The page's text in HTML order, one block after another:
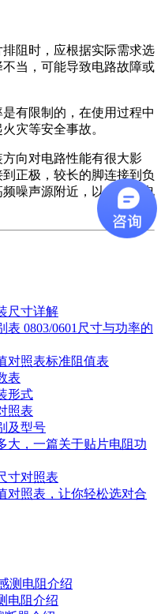
阻时，应根据实际需求选
当，可能导致电路故障或
有限制的，在使用过程中
灾等安全事故。
向对电路性能有很大影
正极，较长的脚连接到负
噪声源附近，以免影响电
尺寸详解
表 0803/0601尺寸与功率的
对照表标准阻值表
表
形式
照表
及型号
大，一篇关于贴片电阻功
寸对照表
对照表，让你轻松选对合
测电阻介绍
电阻介绍